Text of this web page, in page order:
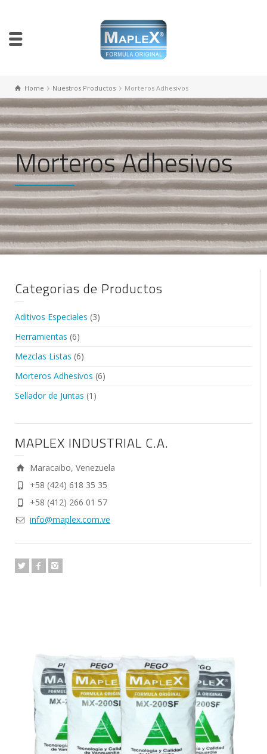
Home Nuestros Productos Morteros Adhesivos
Morteros Adhesivos
Categorias de Productos
Aditivos Especiales (3)
Herramientas (6)
Mezclas Listas (6)
Morteros Adhesivos (6)
Sellador de Juntas (1)
MAPLEX INDUSTRIAL C.A.
Maracaibo, Venezuela
+58 (424) 618 35 35
+58 (412) 266 01 57
info@maplex.com.ve